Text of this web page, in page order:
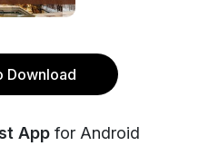
Download
App for Android